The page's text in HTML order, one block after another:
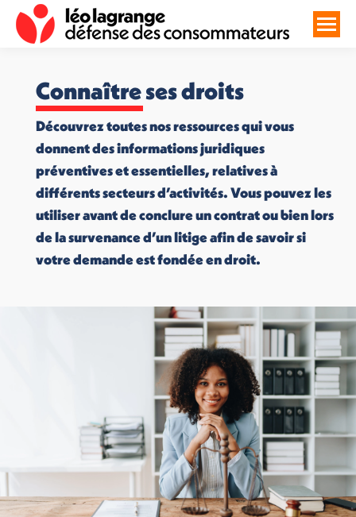
Connaître ses droits
Découvrez toutes nos ressources qui vous
donnent des informations juridiques
préventives et essentielles, relatives à
différents secteurs d’activités. Vous pouvez les
utiliser avant de conclure un contrat ou bien lors
de la survenance d’un litige afin de savoir si
votre demande est fondée en droit.